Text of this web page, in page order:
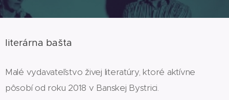
literárna bašta
Malé vydavateľstvo živej literatúry, ktoré aktívne
pôsobí od roku 2018 v Banskej Bystrici.